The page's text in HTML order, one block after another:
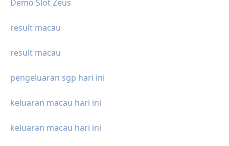
Demo Slot Zeus
result macau
result macau
pengeluaran sgp hari ini
keluaran macau hari ini
keluaran macau hari ini